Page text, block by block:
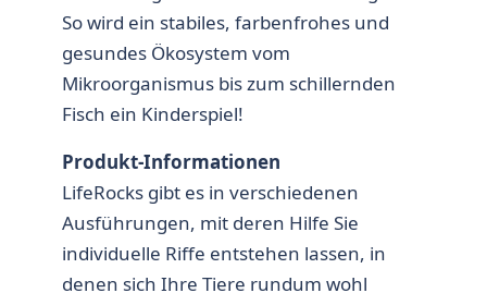
So wird ein stabiles, farbenfrohes und
gesundes Ökosystem vom
Mikroorganismus bis zum schillernden
Fisch ein Kinderspiel!
Produkt-Informationen
LifeRocks gibt es in verschiedenen
Ausführungen, mit deren Hilfe Sie
individuelle Riffe entstehen lassen, in
denen sich Ihre Tiere rundum wohl